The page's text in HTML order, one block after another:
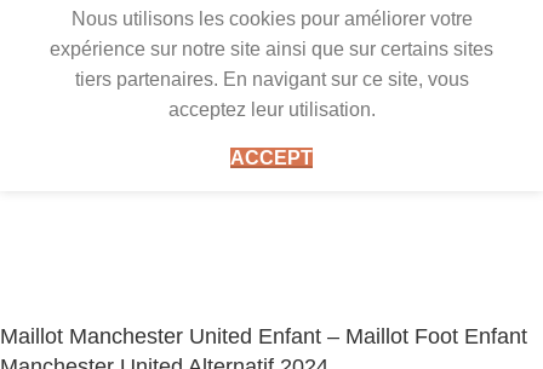
Nous utilisons les cookies pour améliorer votre
expérience sur notre site ainsi que sur certains sites
tiers partenaires. En navigant sur ce site, vous
acceptez leur utilisation.
ACCEPT
Maillot Manchester United Enfant – Maillot Foot Enfant